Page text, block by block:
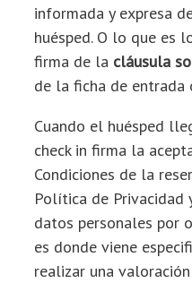
informada y expresa
huésped. O lo que es
firma de la cláusula
de la ficha de entrada
Cuando el huésped
check in firma la
Condiciones de la
Política de Privacidad
datos personales por
es donde viene
realizar una